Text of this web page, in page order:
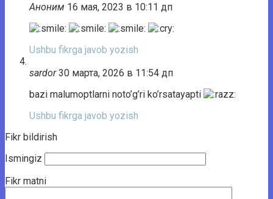
Аноним 16 мая, 2023 в 10:11 дп
Ushbu fikrga javob yozish
sardor 30 марта, 2026 в 11:54 дп
bazi malumoptlarni noto’g’ri ko’rsatayapti
Ushbu fikrga javob yozish
Fikr bildirish
Ismingiz
Fikr matni